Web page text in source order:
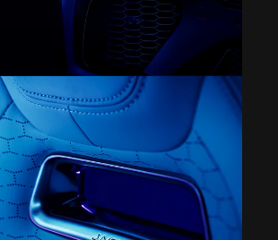
التصميم الخارجي
الوظائف
الشروط والأحكام
ابحث عنا
سياسة الخصوصية
ملفات الكوكيز